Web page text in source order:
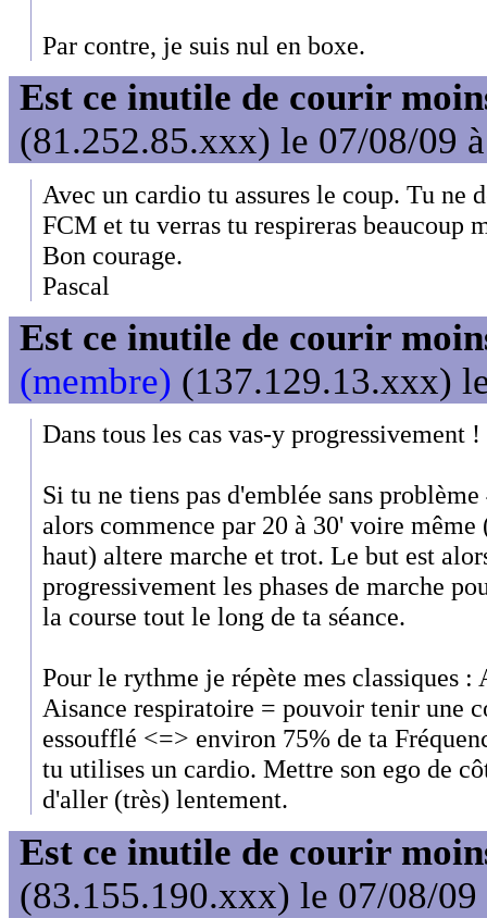
Par contre, je suis nul en boxe.
Est ce inutile de courir
(81.252.85.xxx) le 07/08/09
Avec un cardio tu assures le coup. Tu ne
FCM et tu verras tu respireras beaucoup
Bon courage.
Pascal
Est ce inutile de courir
(membre) (137.129.13.xxx)
Dans tous les cas vas-y progressivement !
Si tu ne tiens pas d'emblée sans
alors commence par 20 à 30' voire
haut) altere marche et trot. Le but est
progressivement les phases de marche
la course tout le long de ta séance.
Pour le rythme je répète mes classiques
Aisance respiratoire = pouvoir tenir une
essoufflé <=> environ 75% de ta
tu utilises un cardio. Mettre son ego de
d'aller (très) lentement.
Est ce inutile de courir
(83.155.190.xxx) le 07/08/09